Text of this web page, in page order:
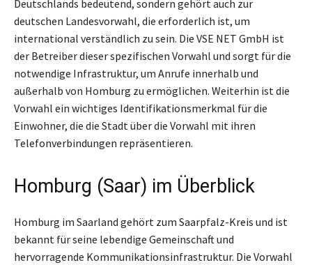
Deutschlands bedeutend, sondern gehört auch zur
deutschen Landesvorwahl, die erforderlich ist, um
international verständlich zu sein. Die VSE NET GmbH ist
der Betreiber dieser spezifischen Vorwahl und sorgt für die
notwendige Infrastruktur, um Anrufe innerhalb und
außerhalb von Homburg zu ermöglichen. Weiterhin ist die
Vorwahl ein wichtiges Identifikationsmerkmal für die
Einwohner, die die Stadt über die Vorwahl mit ihren
Telefonverbindungen repräsentieren.
Homburg (Saar) im Überblick
Homburg im Saarland gehört zum Saarpfalz-Kreis und ist
bekannt für seine lebendige Gemeinschaft und
hervorragende Kommunikationsinfrastruktur. Die Vorwahl